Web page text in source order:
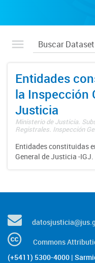
Entidades
la Inspección
Justicia
Ministerio de Justicia.
Registrales. Inspección
Entidades constituidas
General de Justicia -IGJ.
Commons
(+5411) 5300-4000 |